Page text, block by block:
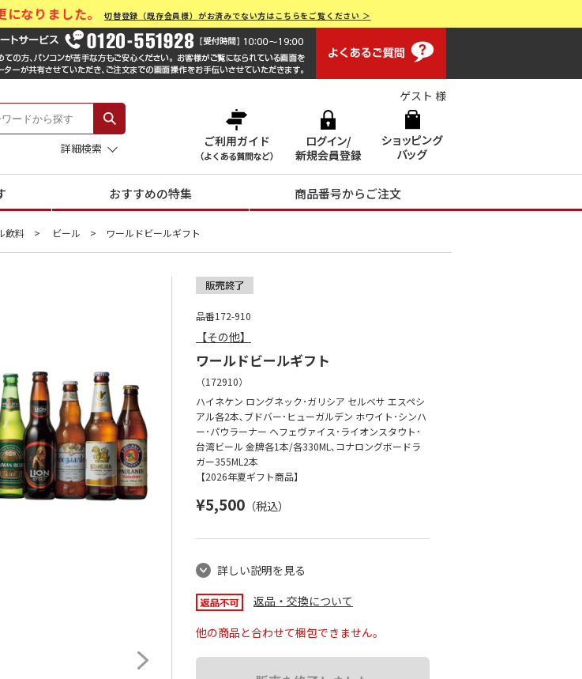
になりました。切替登録（既存会員様）がお済みでない方はこちらをご覧ください ＞
画面操作で困ったらお電話でサポート 0120-551928 [
詳細検索
ゲスト 様
おすすめの特集 商品番号からご注文
飲料 ビール ワールドビールギフト
品番172-910
【その他】
ワールドビールギフト
（172910）
ハイネケン ロングネック･ガリシア セルベサ エスペシ
アル各2本､ブドバー･ヒューガルデン ホワイト･シンハ
ー･パウラーナー ヘフェヴァイス･ライオンスタウト･
台湾ビール 金牌各1本/各330ML､コナロングボードラ
ガー355ML2本
【2026年夏ギフト商品】
¥5,500 （税込）
詳しい説明を見る
返品・交換について
他の商品と合わせて梱包できません。